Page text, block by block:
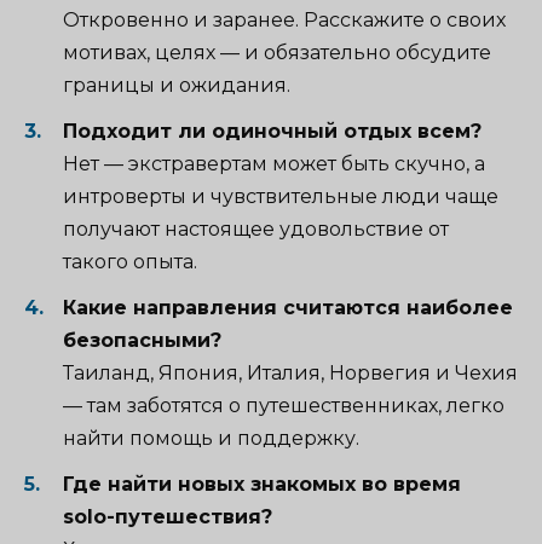
Откровенно и заранее. Расскажите о своих
мотивах, целях — и обязательно обсудите
границы и ожидания.
Подходит ли одиночный отдых всем?
Нет — экстравертам может быть скучно, а
интроверты и чувствительные люди чаще
получают настоящее удовольствие от
такого опыта.
Какие направления считаются наиболее
безопасными?
Таиланд, Япония, Италия, Норвегия и Чехия
— там заботятся о путешественниках, легко
найти помощь и поддержку.
Где найти новых знакомых во время
solo-путешествия?